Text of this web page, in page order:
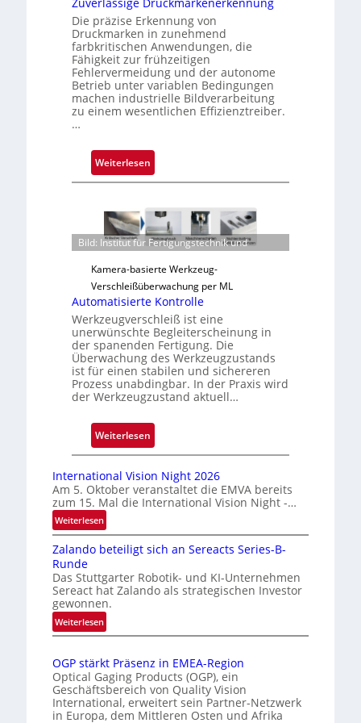
n
g
a
u
s
Die präzise Erkennung von
Druckmarken in zunehmend
farbkritischen Anwendungen, die
Fähigkeit zur frühzeitigen
Fehlervermeidung und der autonome
Betrieb unter variablen Bedingungen
machen industrielle Bildverarbeitung
zu einem wesentlichen Effizienztreiber.
…
Weiterlesen
Z
v
e
r
s
s
g
e
D
r
k
a
r
e
n
r
n
u
n
g
Bild: Institut für Fertigungstechnik und
Kamera-basierte Werkzeug-
Verschleißüberwachung per ML
Automatisierte Kontrolle
Werkzeugverschleiß ist eine
unerwünschte Begleiterscheinung in
der spanenden Fertigung. Die
Überwachung des Werkzeugzustands
ist für einen stabilen und sichereren
Prozess unabdingbar. In der Praxis wird
der Werkzeugzustand aktuell…
Weiterlesen
A
t
o
a
t
i
s
r
e
K
o
International Vision Night 2026
Am 5. Oktober veranstaltet die EMVA bereits
zum 15. Mal die International Vision Night -…
Weiterlesen:
I
n
e
r
n
a
o
n
a
l
Zalando beteiligt sich an Sereacts Series-B-
Runde
Das Stuttgarter Robotik- und KI-Unternehmen
Sereact hat Zalando als strategischen Investor
gewonnen.
Weiterlesen:
Z
l
a
n
d
OGP stärkt Präsenz in EMEA-Region
Optical Gaging Products (OGP), ein
Geschäftsbereich von Quality Vision
International, erweitert sein Partner-Netzwerk
in Europa, dem Mittleren Osten und Afrika